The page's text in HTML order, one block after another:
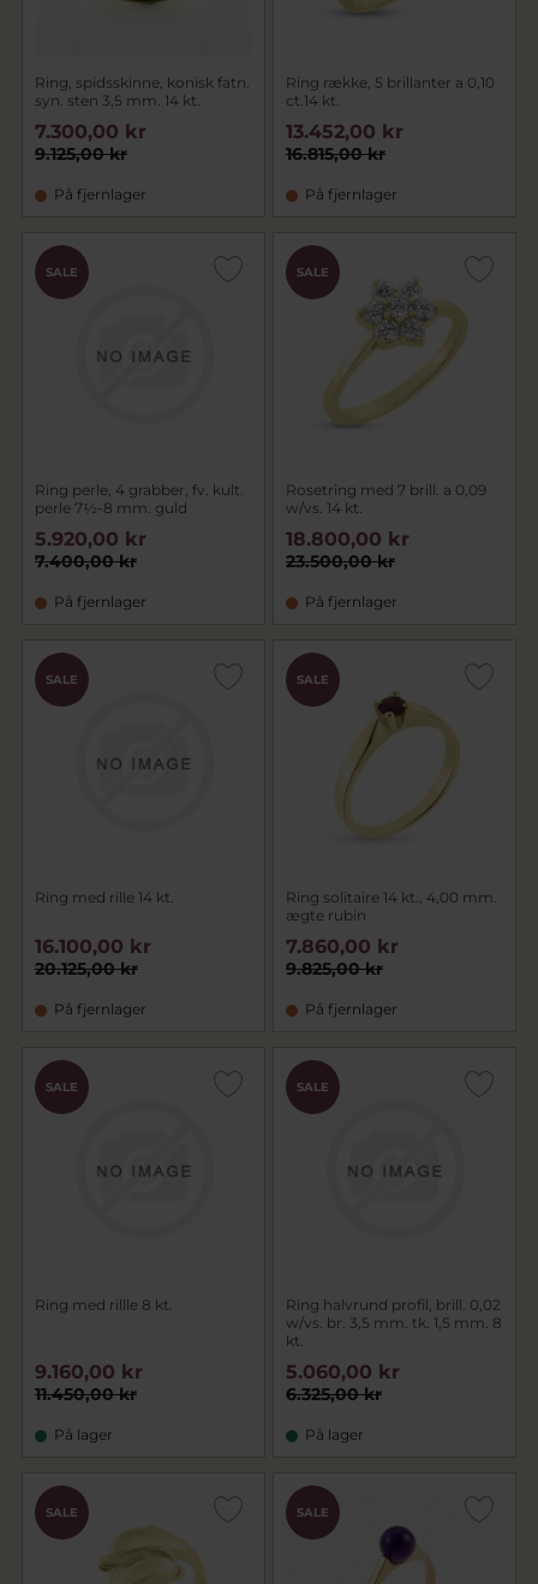
Ring, spidsskinne, konisk fatn.
syn. sten 3,5 mm. 14 kt.
9.125,00 kr
7.300,00 kr
På fjernlager
Ring række, 5 brillanter a 0,10
ct.14 kt.
16.815,00 kr
13.452,00 kr
På fjernlager
SALE
Ring perle, 4 grabber, fv. kult.
perle 7½-8 mm. guld
7.400,00 kr
5.920,00 kr
På fjernlager
SALE
Rosetring med 7 brill. a 0,09
w/vs. 14 kt.
23.500,00 kr
18.800,00 kr
På fjernlager
SALE
Ring med rille 14 kt.
20.125,00 kr
16.100,00 kr
På fjernlager
SALE
Ring solitaire 14 kt., 4,00 mm.
ægte rubin
9.825,00 kr
7.860,00 kr
På fjernlager
SALE
Ring med rillle 8 kt.
11.450,00 kr
9.160,00 kr
På lager
SALE
Ring halvrund profil, brill. 0,02
w/vs. br. 3,5 mm. tk. 1,5 mm. 8
kt.
6.325,00 kr
5.060,00 kr
På lager
SALE SALE